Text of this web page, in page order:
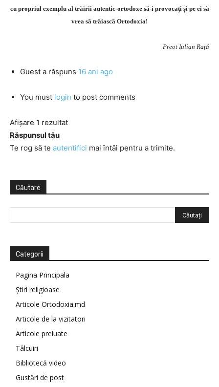
cu propriul exemplu al trăirii autentic-ortodoxe să-i provocați și pe ei să
vrea să trăiască Ortodoxia!
Preot Iulian Rață
Guest a răspuns 16 ani ago
You must login to post comments
Afișare 1 rezultat
Răspunsul tău
Te rog să te autentifici mai întâi pentru a trimite.
Căutare
Categorii
Pagina Principala
Știri religioase
Articole Ortodoxia.md
Articole de la vizitatori
Articole preluate
Tâlcuiri
Bibliotecă video
Gustări de post